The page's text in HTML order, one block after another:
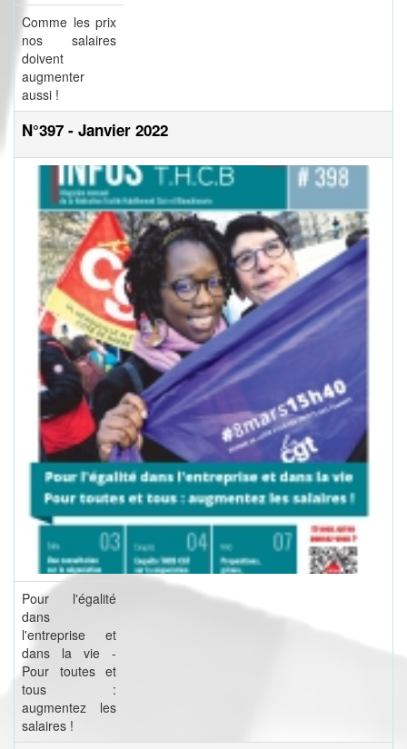
Comme les prix
nos salaires
doivent
augmenter
aussi !
N°397 - Janvier 2022
Pour l'égalité
dans
l'entreprise et
dans la vie -
Pour toutes et
tous :
augmentez les
salaires !